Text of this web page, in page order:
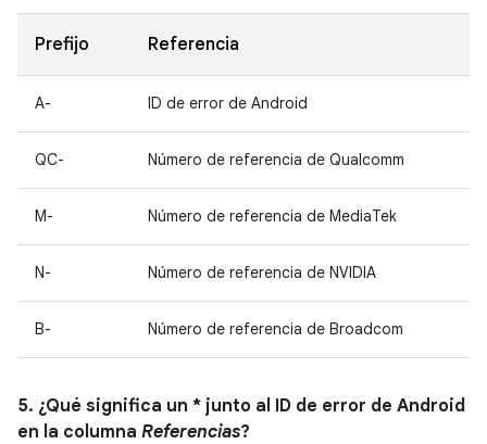
Prefijo Referencia
A- ID de error de Android
QC- Número de referencia de Qualcomm
M- Número de referencia de MediaTek
N- Número de referencia de NVIDIA
B- Número de referencia de Broadcom
5. ¿Qué significa un * junto al ID de error de Android
en la columna Referencias?